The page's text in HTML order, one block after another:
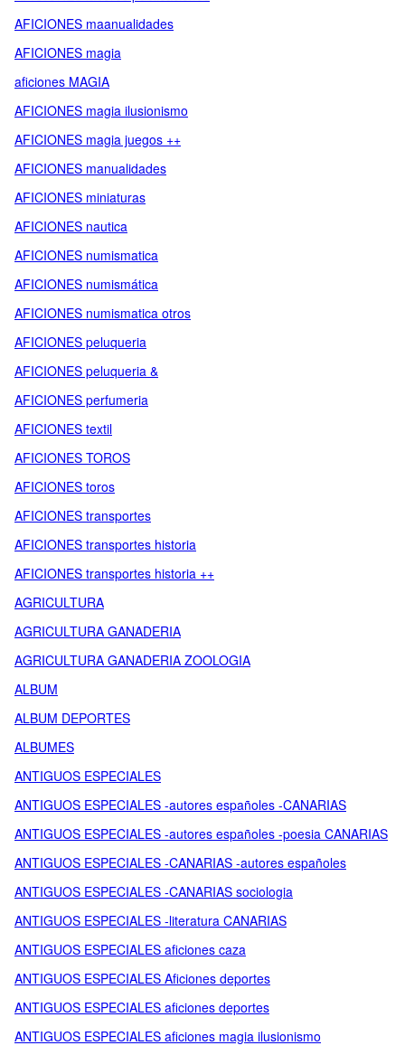
AFICIONES maanualidades
AFICIONES magia
aficiones MAGIA
AFICIONES magia ilusionismo
AFICIONES magia juegos ++
AFICIONES manualidades
AFICIONES miniaturas
AFICIONES nautica
AFICIONES numismatica
AFICIONES numismática
AFICIONES numismatica otros
AFICIONES peluqueria
AFICIONES peluqueria &
AFICIONES perfumeria
AFICIONES textil
AFICIONES TOROS
AFICIONES toros
AFICIONES transportes
AFICIONES transportes historia
AFICIONES transportes historia ++
AGRICULTURA
AGRICULTURA GANADERIA
AGRICULTURA GANADERIA ZOOLOGIA
ALBUM
ALBUM DEPORTES
ALBUMES
ANTIGUOS ESPECIALES
ANTIGUOS ESPECIALES -autores españoles -CANARIAS
ANTIGUOS ESPECIALES -autores españoles -poesia CANARIAS
ANTIGUOS ESPECIALES -CANARIAS -autores españoles
ANTIGUOS ESPECIALES -CANARIAS sociologia
ANTIGUOS ESPECIALES -literatura CANARIAS
ANTIGUOS ESPECIALES aficiones caza
ANTIGUOS ESPECIALES Aficiones deportes
ANTIGUOS ESPECIALES aficiones deportes
ANTIGUOS ESPECIALES aficiones magia ilusionismo